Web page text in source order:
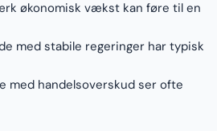
økonomisk vækst kan føre til en
med stabile regeringer har typisk
med handelsoverskud ser ofte